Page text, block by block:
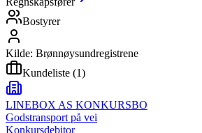
Bostyrer
Kilde: Brønnøysundregistrene
Kundeliste (1)
LINEBOX AS KONKURSBO
Godstransport på vei
Konkursdebitor